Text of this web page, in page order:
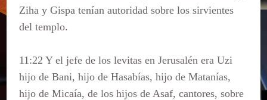
Ziha y Gispa tenían autoridad sobre los sirvientes
del templo.
11:22 Y el jefe de los levitas en Jerusalén era Uzi
hijo de Bani, hijo de Hasabías, hijo de Matanías,
hijo de Micaía, de los hijos de Asaf, cantores, sobre